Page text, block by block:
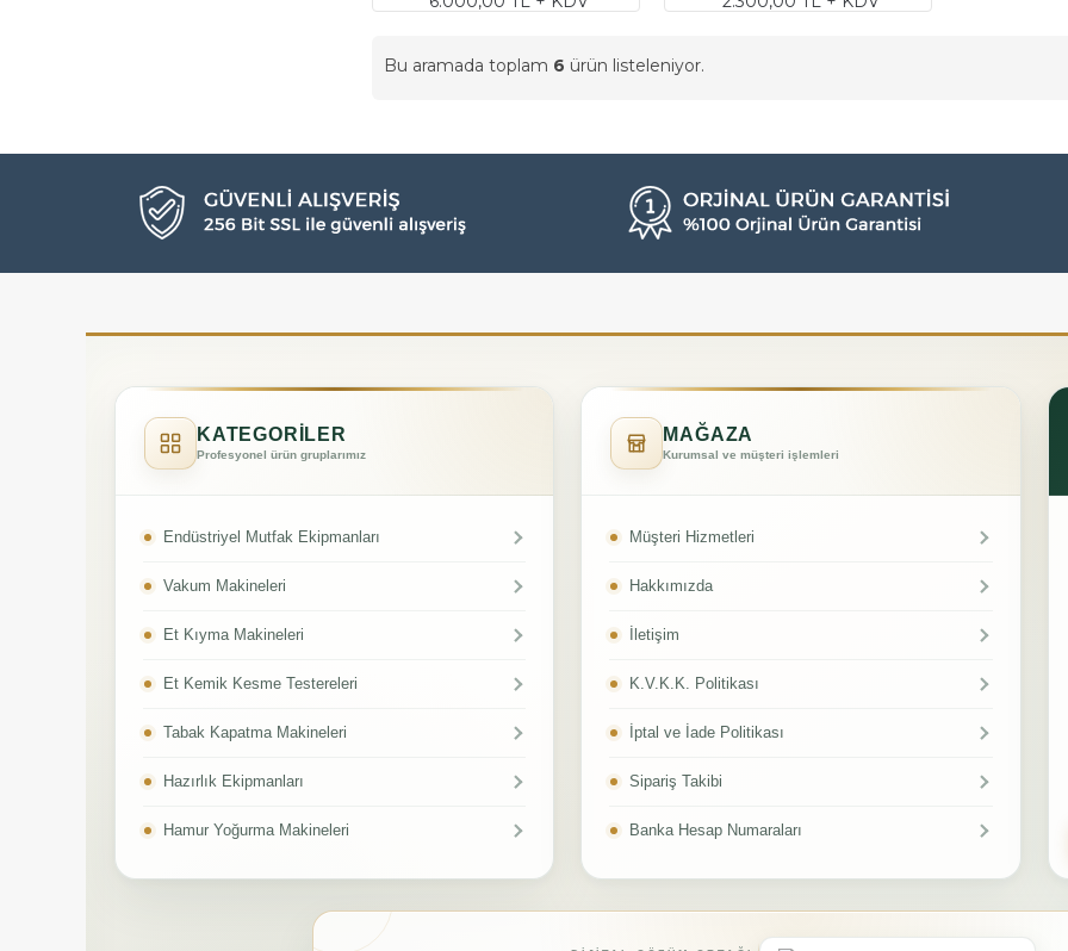
Bu aramada toplam 6 ürün listeleniyor.
KATEGORİLER
Profesyonel ürün gruplarımız
Endüstriyel Mutfak Ekipmanları
Vakum Makineleri
Et Kıyma Makineleri
Et Kemik Kesme Testereleri
Tabak Kapatma Makineleri
Hazırlık Ekipmanları
Hamur Yoğurma Makineleri
MAĞAZA
Kurumsal ve müşteri işlemleri
Müşteri Hizmetleri
Hakkımızda
İletişim
K.V.K.K. Politikası
İptal ve İade Politikası
Sipariş Takibi
Banka Hesap Numaraları